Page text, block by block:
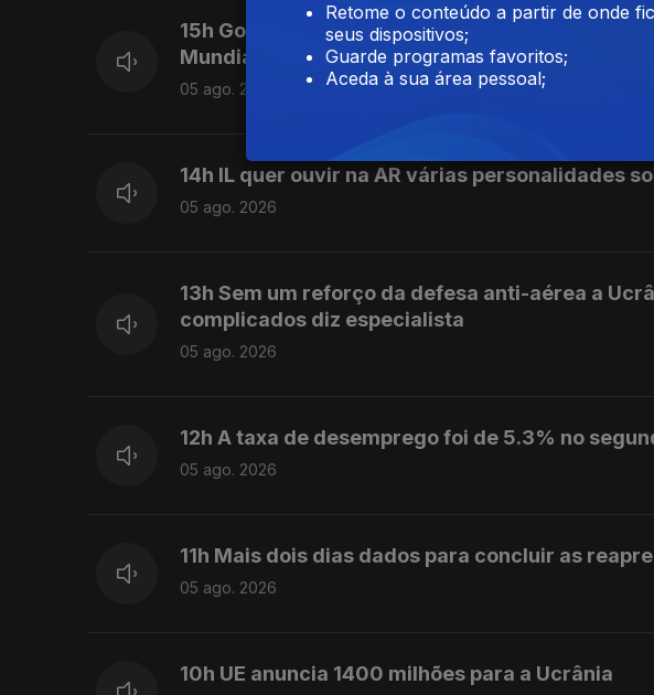
15h Governo não vê para já motivos para o
Mundial
05 ago. 2026
14h IL quer ouvir na AR várias personalidades
05 ago. 2026
13h Sem um reforço da defesa anti-aérea a
complicados diz especialista
05 ago. 2026
12h A taxa de desemprego foi de 5.3% no
05 ago. 2026
11h Mais dois dias dados para concluir as
05 ago. 2026
10h UE anuncia 1400 milhões para a Ucrânia
Retome o conteúdo a partir de onde
seus dispositivos;
Guarde programas favoritos;
Aceda à sua área pessoal;